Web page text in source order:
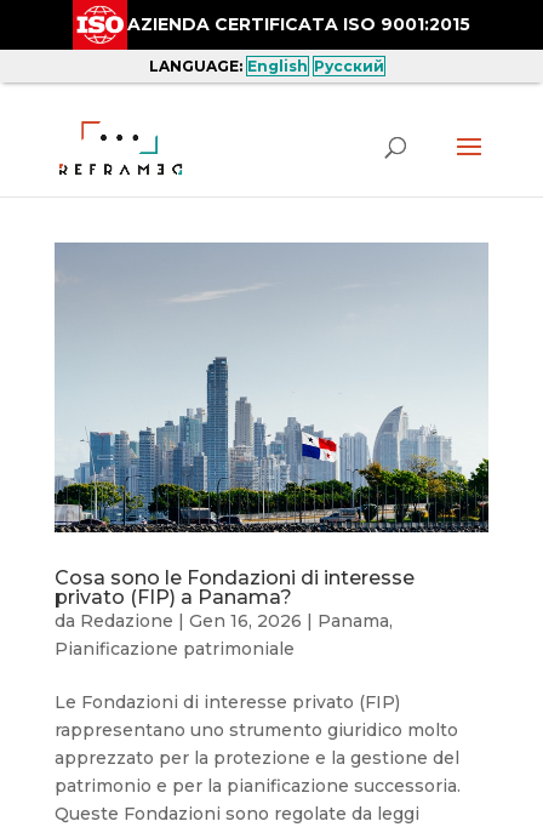
Cosa sono le Fondazioni di interesse
privato (FIP) a Panama?
da Redazione | Gen 16, 2026 | Panama,
Pianificazione patrimoniale
Le Fondazioni di interesse privato (FIP)
rappresentano uno strumento giuridico molto
apprezzato per la protezione e la gestione del
patrimonio e per la pianificazione successoria.
Queste Fondazioni sono regolate da leggi
AZIENDA CERTIFICATA ISO 9001:2015
LANGUAGE: English Русский